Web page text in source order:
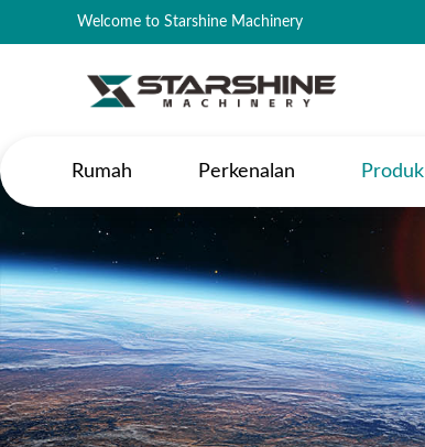
Welcome to Starshine Machinery
Rumah Perkenalan Produk